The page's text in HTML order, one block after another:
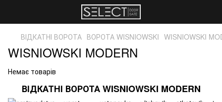
ВІДКАТНІ ВОРОТА ВОРОТА WISNIOWSKI WISNIOWSKI
WISNIOWSKI MODERN
Немає товарів
ВІДКАТНІ ВОРОТА WISNIOWSKI MODERN